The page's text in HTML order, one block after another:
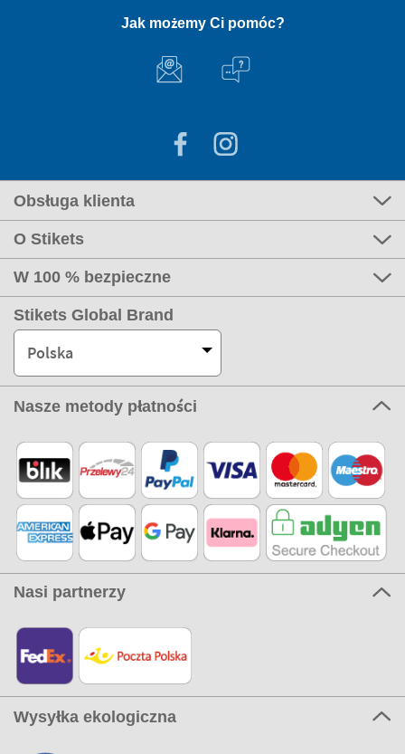
Jak możemy Ci pomóc?
Obsługa klienta
O Stikets
W 100 % bezpieczne
Stikets Global Brand
Polska
Nasze metody płatności
Nasi partnerzy
Wysyłka ekologiczna